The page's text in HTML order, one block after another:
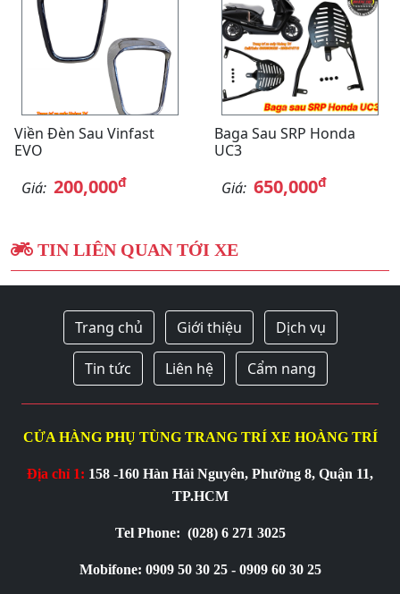
Viền Đèn Sau Vinfast
EVO
Giá: 200,000đ
Baga Sau SRP Honda
UC3
Giá: 650,000đ
TIN LIÊN QUAN TỚI XE
Trang chủ Giới thiệu Dịch vụ
Tin tức Liên hệ Cẩm nang
CỬA HÀNG PHỤ TÙNG TRANG TRÍ XE HOÀNG TRÍ
Địa chỉ 1: 158 -160 Hàn Hải Nguyên, Phường 8, Quận 11,
TP.HCM
Tel Phone: (028) 6 271 3025
Mobifone: 0909 50 30 25 - 0909 60 30 25